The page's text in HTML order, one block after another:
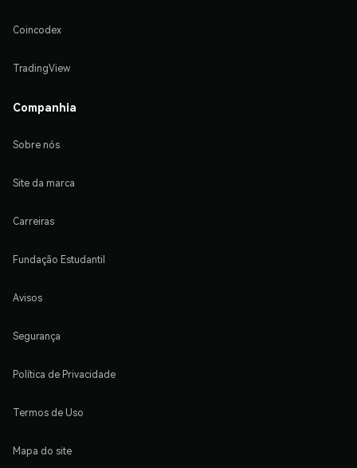
Coincodex
TradingView
Companhia
Sobre nós
Site da marca
Carreiras
Fundação Estudantil
Avisos
Segurança
Política de Privacidade
Termos de Uso
Mapa do site